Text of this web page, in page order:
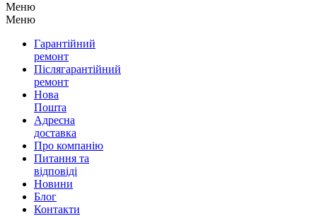
Меню
Меню
Гарантійний
ремонт
Післягарантійний
ремонт
Нова
Пошта
Адресна
доставка
Про компанію
Питання та
відповіді
Новини
Блог
Контакти